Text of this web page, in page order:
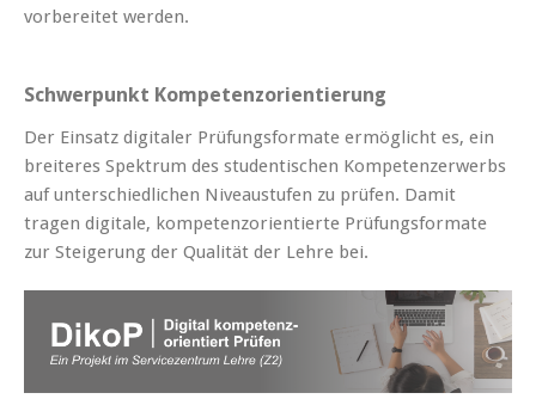
vorbereitet werden.
Schwerpunkt Kompetenzorientierung
Der Einsatz digitaler Prüfungsformate ermöglicht es, ein
breiteres Spektrum des studentischen Kompetenzerwerbs
auf unterschiedlichen Niveaustufen zu prüfen. Damit
tragen digitale, kompetenzorientierte Prüfungsformate
zur Steigerung der Qualität der Lehre bei.